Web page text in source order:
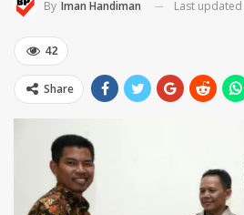
By Iman Handiman Last updated
42
Share